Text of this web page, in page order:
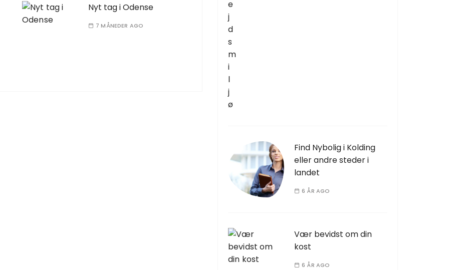
Nyt tag i Odense
7 MÅNEDER AGO
Find Nybolig i Kolding
eller andre steder i
landet
6 ÅR AGO
Vær bevidst om din
kost
6 ÅR AGO